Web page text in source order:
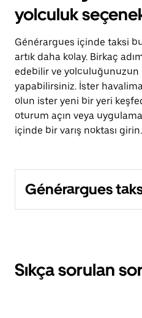
yolculuk
Générargues içinde taksi
artık daha kolay. Birkaç
edebilir ve
yapabilirsiniz. İster
olun ister yeni bir yeri
oturum açın veya
içinde bir varış noktası girin.
Générargues
Sıkça sorulan